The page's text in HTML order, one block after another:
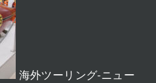
海外ツーリング-ニュー